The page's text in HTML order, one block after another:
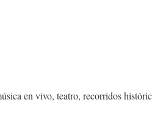
en vivo, teatro, recorridos